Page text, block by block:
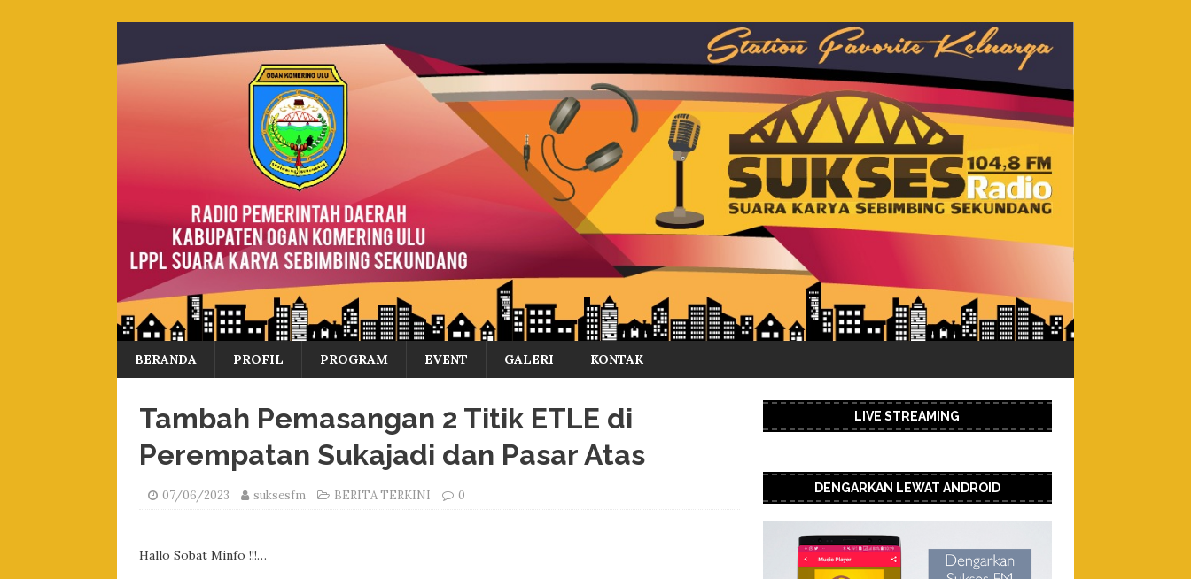
BERANDA PROFIL PROGRAM EVENT GALERI KONTAK
Tambah Pemasangan 2 Titik ETLE di
Perempatan Sukajadi dan Pasar Atas
07/06/2023 suksesfm BERITA TERKINI 0
Hallo Sobat Minfo !!!…
LIVE STREAMING
DENGARKAN LEWAT ANDROID